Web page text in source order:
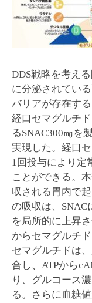
DDS戦略を考え
に分泌されてい
バリアが存在する
経口セマグルチ
るSNAC300㎎を
実現した。経口
1回投与により定
ことができる。
収される胃内で
の吸収は、SNAC
を局所的に上昇
からセマグルチ
セマグルチドは
合し、ATPから
り、グルコース
る。さらに血糖